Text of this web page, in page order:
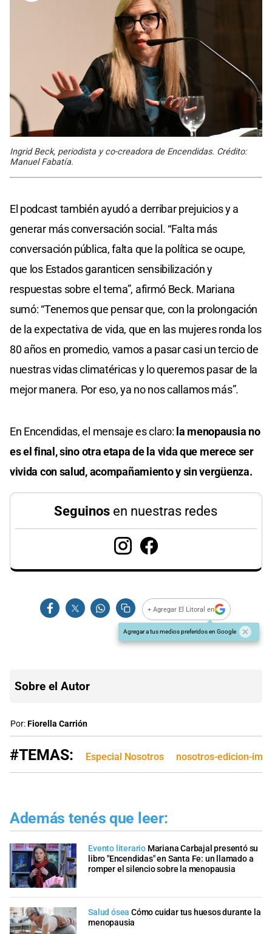
Ingrid Beck, periodista y co-creadora de Encendidas. Crédito:
Manuel Fabatía.
El podcast también ayudó a derribar prejuicios y a
generar más conversación social. “Falta más
conversación pública, falta que la política se ocupe,
que los Estados garanticen sensibilización y
respuestas sobre el tema”, afirmó Beck. Mariana
sumó: “Tenemos que pensar que, con la prolongación
de la expectativa de vida, que en las mujeres ronda los
80 años en promedio, vamos a pasar casi un tercio de
nuestras vidas climatéricas y lo queremos pasar de la
mejor manera. Por eso, ya no nos callamos más”.
En Encendidas, el mensaje es claro: la menopausia no
es el final, sino otra etapa de la vida que mereceser
vivida con salud,acompañamiento y sin vergüenza.
Seguinos en nuestras redes
+ Agregar El Litoral en
Agregar a tus medios preferidos en Google
Sobre el Autor
Por:Fiorella Carrión
#TEMAS: Especial Nosotros nosotros-edicion-
Además tenés que leer:
Evento literario Mariana Carbajal presentó su
libro "Encendidas" en Santa Fe: un llamado a
romper el silencio sobre la menopausia
Salud ósea Cómo cuidar tus huesos durante la
menopausia